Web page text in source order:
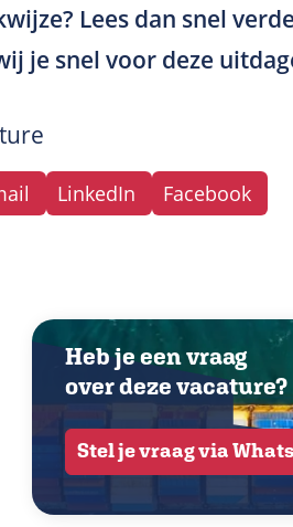
Lees dan snel
je snel voor deze
LinkedIn Facebook
Heb je een vraag
over deze vacature?
Stel je vraag via